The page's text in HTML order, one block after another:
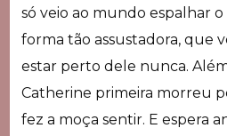
só veio ao mundo espalhar o
forma tão assustadora, que
estar perto dele nunca.
Catherine primeira morreu
fez a moça sentir. E espera